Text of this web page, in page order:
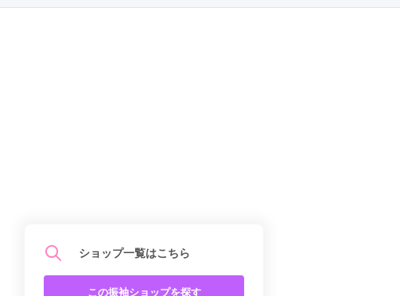
ショップ一覧はこちら
この振袖ショップを探す